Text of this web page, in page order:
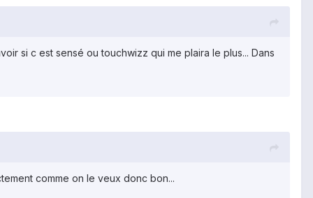
si c est sensé ou touchwizz qui me plaira le plus... Dans
comme on le veux donc bon...